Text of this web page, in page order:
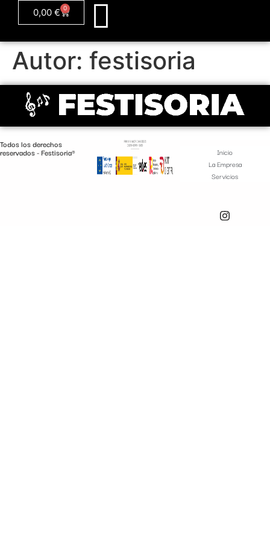
0,00 € 0
Autor: festisoria
Todos los derechos
reservados - Festisoria®
Inicio
La Empresa
Servicios